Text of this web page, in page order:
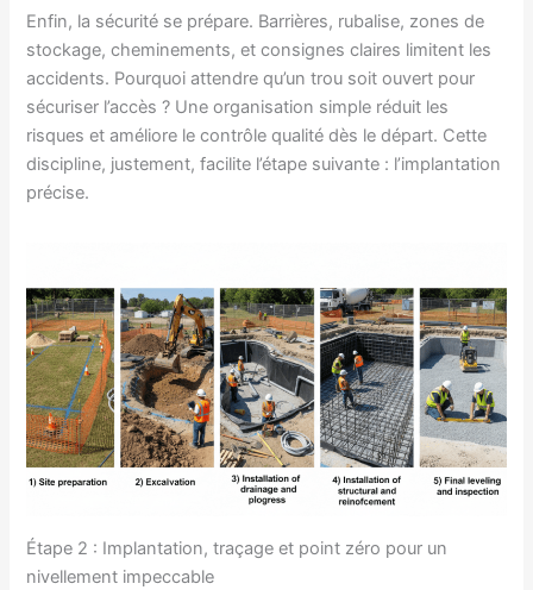
Enfin, la sécurité se prépare. Barrières, rubalise, zones de
stockage, cheminements, et consignes claires limitent les
accidents. Pourquoi attendre qu’un trou soit ouvert pour
sécuriser l’accès ? Une organisation simple réduit les
risques et améliore le contrôle qualité dès le départ. Cette
discipline, justement, facilite l’étape suivante : l’implantation
précise.
Étape 2 : Implantation, traçage et point zéro pour un
nivellement impeccable